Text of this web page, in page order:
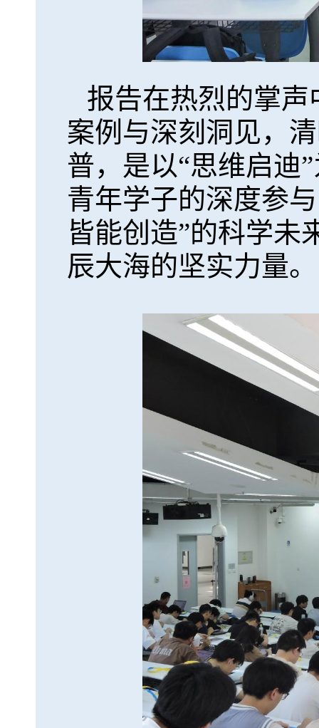
报告在热烈的掌
案例与深刻洞见，
普，是以“思维启迪
青年学子的深度参
皆能创造”的科学未
辰大海的坚实力量。